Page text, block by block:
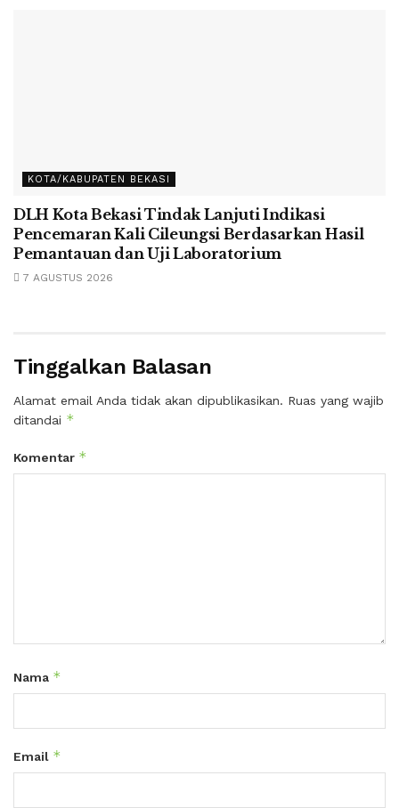
KOTA/KABUPATEN BEKASI
DLH Kota Bekasi Tindak Lanjuti Indikasi
Pencemaran Kali Cileungsi Berdasarkan Hasil
Pemantauan dan Uji Laboratorium
7 AGUSTUS 2026
Tinggalkan Balasan
Alamat email Anda tidak akan dipublikasikan. Ruas yang wajib
ditandai *
Komentar *
Nama *
Email *